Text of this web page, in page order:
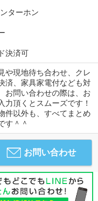
ターホン
決済可
や現地待ち合わせ、クレ
済、家具家電付なども対
問い合わせの際は、お
力頂くとスムーズです！
件以外も、すべてまとめ
す＾＾
お問い合わせ